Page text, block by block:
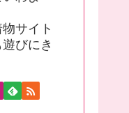
サイト
遊びにき